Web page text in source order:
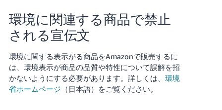
環境に関連する商品で禁止
される宣伝文
環境に関する表示がる商品をAmazonで販売するに
は、環境表示が商品の品質や特性について誤解を招
かないようにする必要があります。詳しくは、 環境
省ホームページ （日本語）をご覧ください。